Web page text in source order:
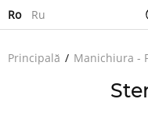
Ro Ru
Principală Manichiura -